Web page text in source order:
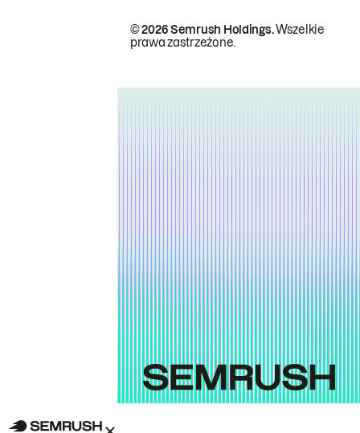
© 2026 Semrush Holdings.Wszelkie
prawa zastrzeżone.